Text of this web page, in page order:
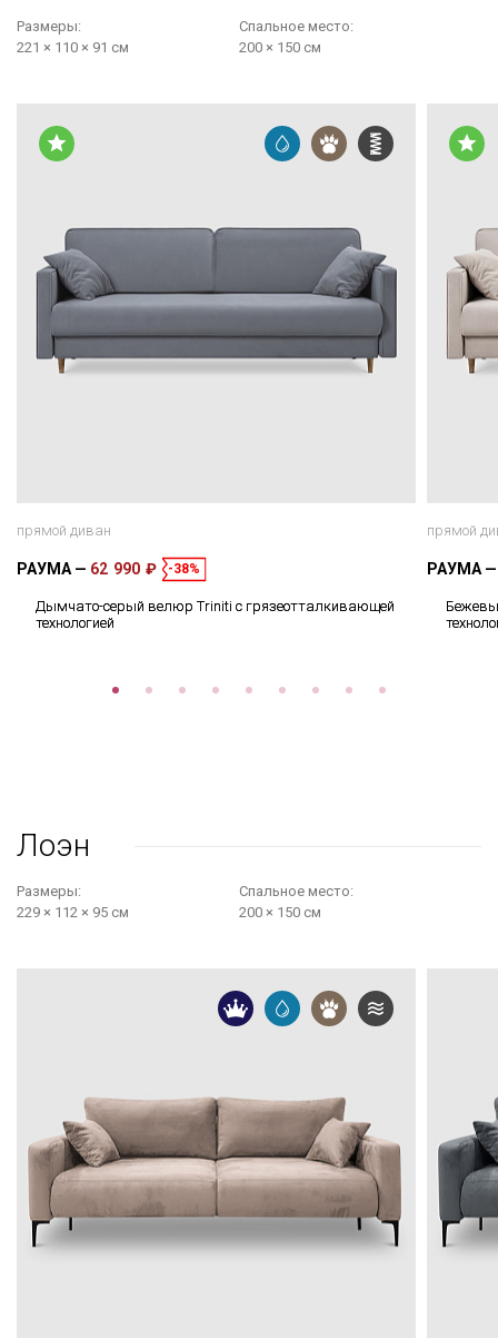
Размеры:
221 × 110 × 91 см
Cпальное место:
200 × 150 см
прямой диван
РАУМА 62 990 ₽ -38%
Дымчато-серый велюр Triniti с грязеотталкивающей
технологией
прямой
РАУМА
Лоэн
Размеры:
229 × 112 × 95 см
Cпальное место:
200 × 150 см